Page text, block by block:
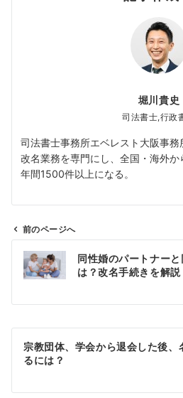
堀川貴史
司法書士,行政
司法書士事務所エベレスト大阪事務
改名業務を専門にし、全国・海外
年間1500件以上になる。
ビ
ン
前のページへ
同性婚のパートナー
は？改名手続きを解説
宗教団体、学会から退会した後、
るには？